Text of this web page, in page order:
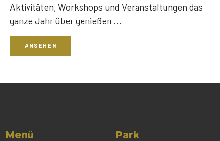
Aktivitäten, Workshops und Veranstaltungen das
ganze Jahr über genießen ...
ANSEHEN
Menü Park